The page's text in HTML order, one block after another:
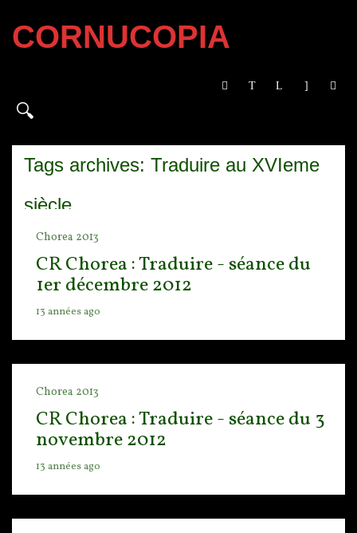
CORNUCOPIA
Tags archives: Traduire au XVIeme
siècle
Chorea 2013
CR Chorea : Traduire - séance du
1er décembre 2012
13 années ago
Chorea 2013
CR Chorea : Traduire - séance du 3
novembre 2012
13 années ago